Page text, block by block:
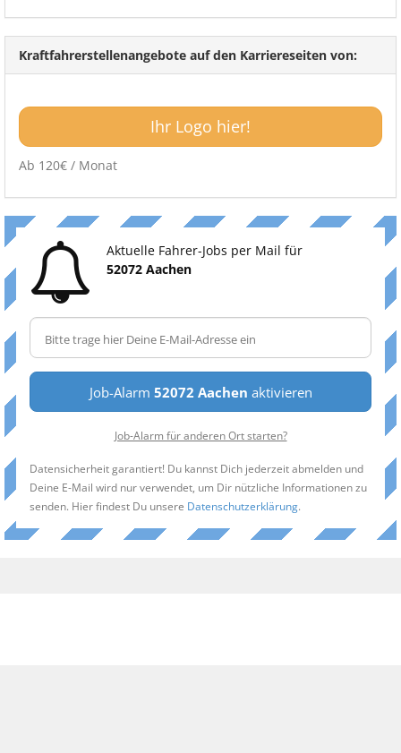
Kraftfahrerstellenangebote auf den Karriereseiten von:
Ihr Logo hier!
Ab 120€ / Monat
Aktuelle Fahrer-Jobs per Mail für
52072 Aachen
Job-Alarm 52072 Aachen aktivieren
Job-Alarm für anderen Ort starten?
Datensicherheit garantiert! Du kannst Dich jederzeit abmelden und
Deine E-Mail wird nur verwendet, um Dir nützliche Informationen zu
senden. Hier findest Du unsere Datenschutzerklärung.